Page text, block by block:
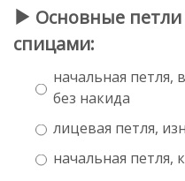
Основные
спицами:
начальная петля,
без накида
лицевая петля,
начальная петля,